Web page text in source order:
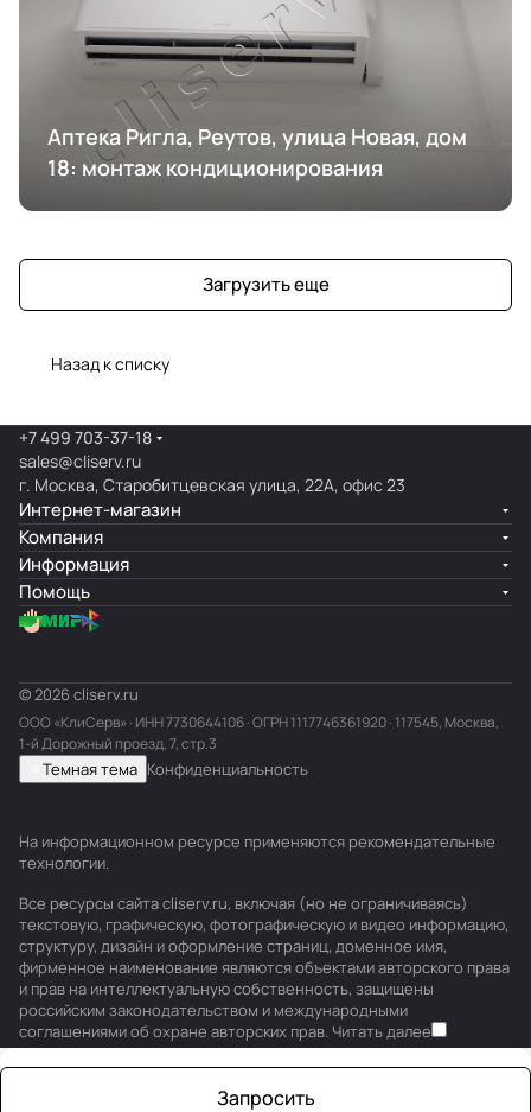
Аптека Ригла, Реутов, улица Новая, дом
18: монтаж кондиционирования
Загрузить еще
Назад к списку
Запросить
+7 499 703-37-18
sales@cliserv.ru
г. Москва, Старобитцевская улица, 22А, офис 23
Интернет-магазин
Компания
Информация
Помощь
© 2026 cliserv.ru
ООО «КлиСерв» · ИНН7730644106· ОГРН 1117746361920 · 117545, Москва,
1-й Дорожный проезд, 7, стр.3
Темная тема Конфиденциальность
На информационном ресурсе применяются рекомендательные
технологии.
Все ресурсы сайта cliserv.ru, включая (но не ограничиваясь)
текстовую, графическую, фотографическую и видео информацию,
структуру, дизайн и оформление страниц, доменное имя,
фирменное наименование являются объектами авторского права
и прав на интеллектуальную собственность, защищены
российским законодательством и международными
соглашениями об охране авторских прав. Читать далее